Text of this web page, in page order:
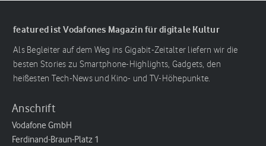
featured ist Vodafones Magazin für digitale Kultur
Als Begleiter auf dem Weg ins Gigabit-Zeitalter liefern wir die
besten Stories zu Smartphone-Highlights, Gadgets, den
heißesten Tech-News und Kino- und TV-Höhepunkte.
Anschrift
Vodafone GmbH
Ferdinand-Braun-Platz 1